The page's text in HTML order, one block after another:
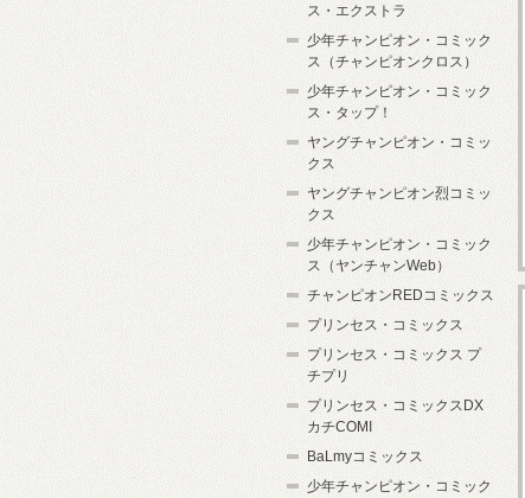
ス・エクストラ
少年チャンピオン・コミック
ス（チャンピオンクロス）
少年チャンピオン・コミック
ス・タップ！
ヤングチャンピオン・コミッ
クス
ヤングチャンピオン烈コミッ
クス
少年チャンピオン・コミック
ス（ヤンチャンWeb）
チャンピオンREDコミックス
プリンセス・コミックス
プリンセス・コミックス プ
チプリ
プリンセス・コミックスDX
カチCOMI
BaLmyコミックス
少年チャンピオン・コミック